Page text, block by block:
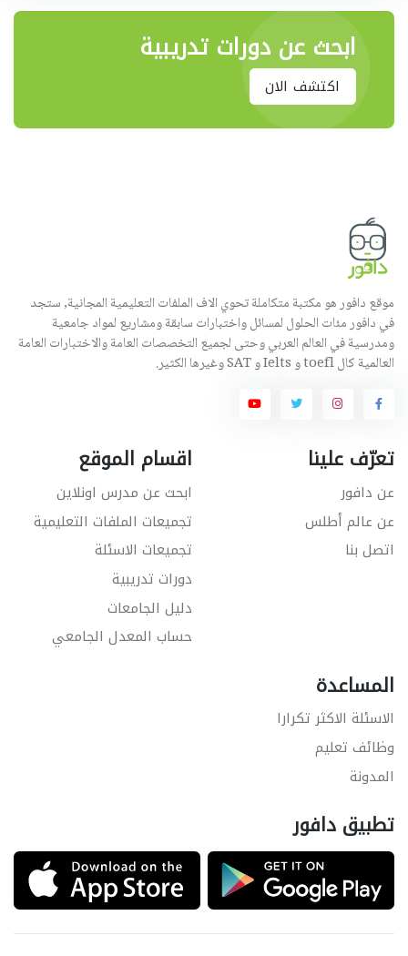
ابحث عن دورات تدريبية
اكتشف الان
موقع دافور هو مكتبة متكاملة تحوي الاف الملفات التعليمية المجانية, ستجد
في دافور مئات الحلول لمسائل واختبارات سابقة ومشاريع لمواد جامعية
ومدرسية في العالم العربي وحتى لجميع التخصصات العامة والاختبارات العامة
العالمية كال toefl و Ielts و SAT وغيرها الكثير.
تعرّف علينا
عن دافور
عن عالم أطلس
اتصل بنا
اقسام الموقع
ابحث عن مدرس اونلاين
تجميعات الملفات التعليمية
تجميعات الاسئلة
دورات تدريبية
دليل الجامعات
حساب المعدل الجامعي
المساعدة
الاسئلة الاكثر تكرارا
وظائف تعليم
المدونة
تطبيق دافور